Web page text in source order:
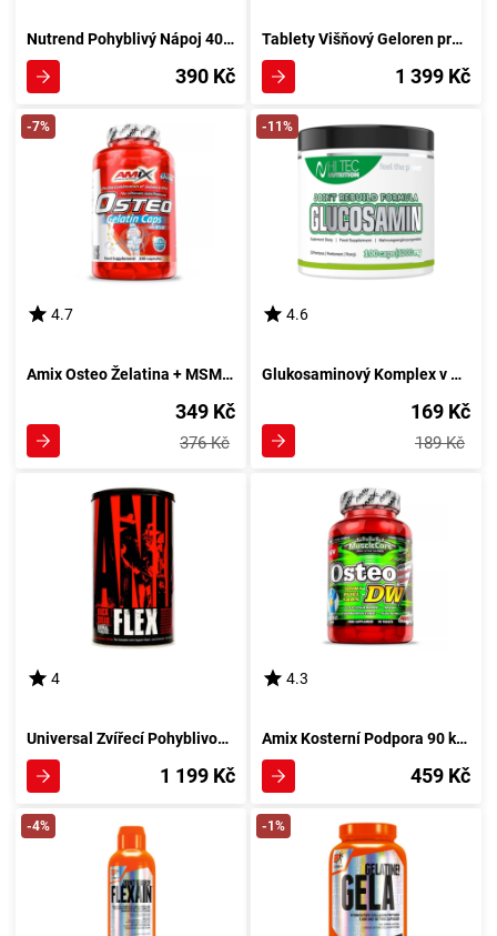
Nutrend Pohyblivý Nápoj 400 g grep
390 Kč
Tablety Višňový Geloren pro Aktivní Zvíře 180 ks
1 399 Kč
-7%
4.7
Amix Osteo Želatina + MSM 200 kapsul - Kloubní podpora
349 Kč
376 Kč
-11%
4.6
Glukosaminový Komplex v Kapslích 100 - HiTec
169 Kč
189 Kč
4
Universal Zvířecí Pohyblivost 44 Obaly
1 199 Kč
4.3
Amix Kosterní Podpora 90 kapslí
459 Kč
-4% -1%